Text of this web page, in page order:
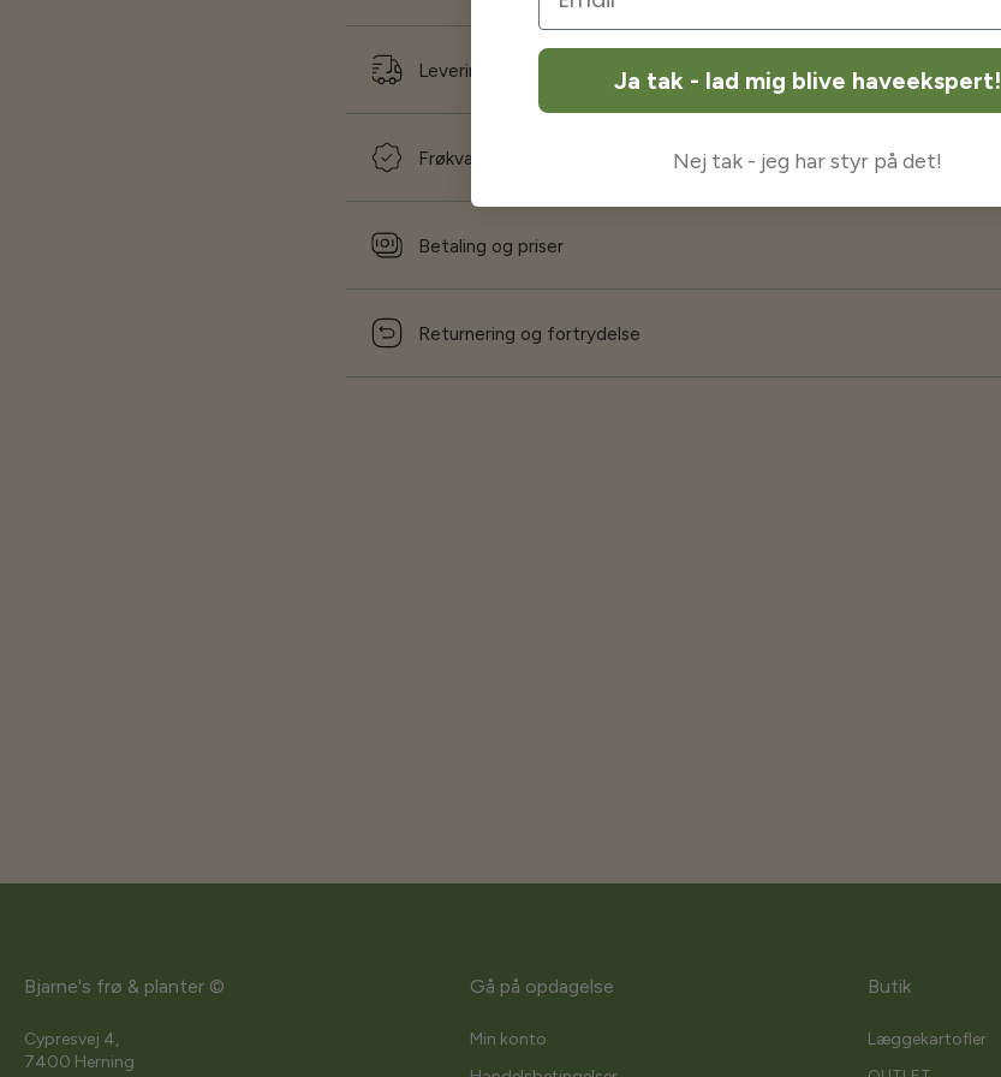
Levering og forsendelse
Frøkvalitet og garanti
Betaling og priser
Returnering og fortrydelse
Bjarne's frø & planter ©
Cypresvej 4,
7400 Herning
Gå på opdagelse
Min konto
Butik
Læggekartofler
Ja tak - lad mig blive haveekspert!
Nej tak - jeg har styr på det!